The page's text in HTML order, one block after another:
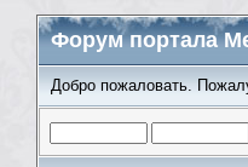
Форум портала
Добро пожаловать.